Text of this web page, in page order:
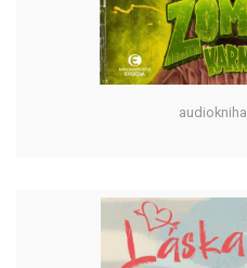
audiokniha